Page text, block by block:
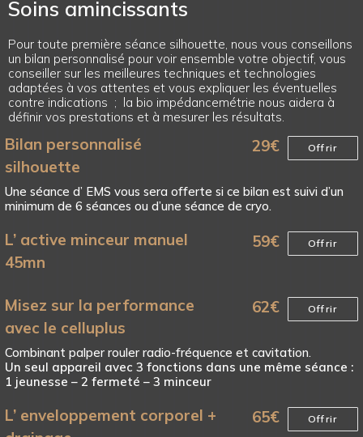
Soins amincissants
Pour toute première séance silhouette, nous vous conseillons
un bilan personnalisé pour voir ensemble votre objectif, vous
conseiller sur les meilleures techniques et technologies
adaptées à vos attentes et vous expliquer les éventuelles
contre indications ; la bio impédancemétrie nous aidera à
définir vos prestations et à mesurer les résultats.
Bilan personnalisé
silhouette
29€ Offrir
Une séance d’ EMS vous sera offerte si ce bilan est suivi d’un
minimum de 6 séances ou d’une séance de cryo.
L’ active minceur manuel
45mn
59€ Offrir
Misez sur la performance
avec le celluplus
62€ Offrir
Combinant palper rouler radio-fréquence et cavitation.
Un seul appareil avec 3 fonctions dans une même séance :
1 jeunesse – 2 fermeté – 3 minceur
L’ enveloppement corporel +
65€ Offrir